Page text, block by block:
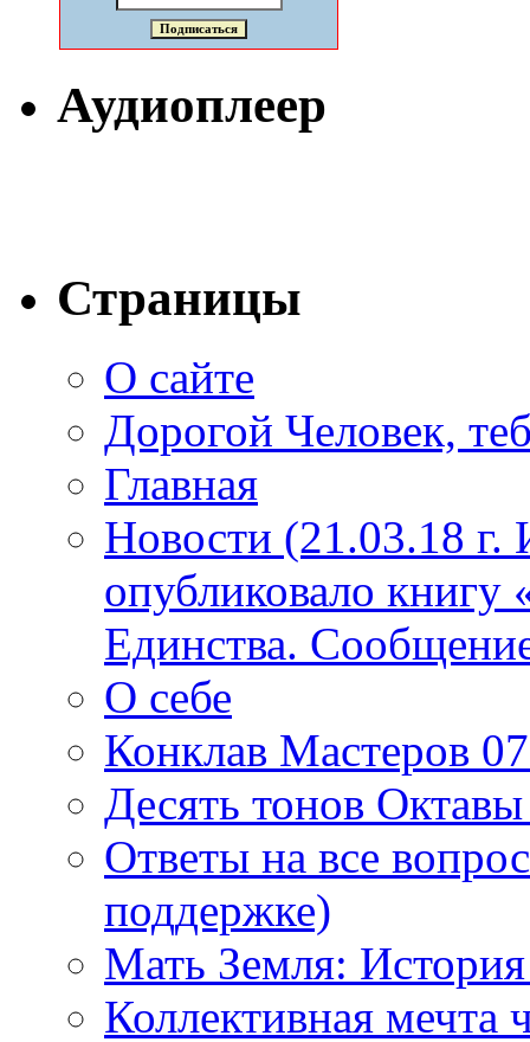
Аудиоплеер
Страницы
О сайте
Дорогой Человек,
Главная
Новости (21.03.18 г.
опубликовало книгу
Единства.
О себе
Конклав Мастеров
Десять тонов
Ответы на все
поддержке)
Мать Земля: История
Коллективная мечта